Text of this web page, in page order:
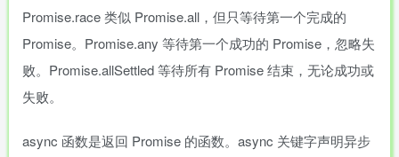
Promise.race 类似 Promise.all，但只等待第一个完成的
Promise。Promise.any 等待第一个成功的 Promise，忽略失
败。Promise.allSettled 等待所有 Promise 结束，无论成功或
失败。
async 函数是返回 Promise 的函数。async 关键字声明异步